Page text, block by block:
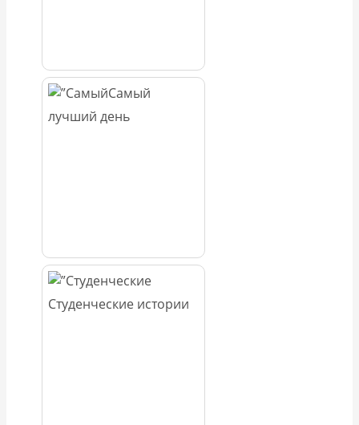
Самый
лучший день
Студенческие истории